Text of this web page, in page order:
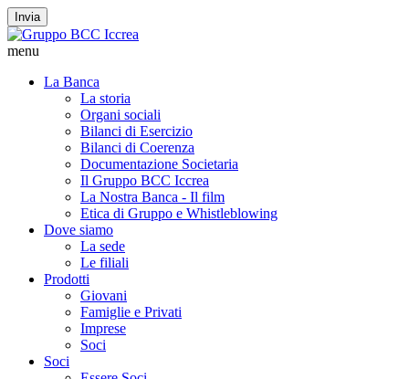
Invia
menu
La Banca
La storia
Organi sociali
Bilanci di Esercizio
Bilanci di Coerenza
Documentazione Societaria
Il Gruppo BCC Iccrea
La Nostra Banca - Il film
Etica di Gruppo e Whistleblowing
Dove siamo
La sede
Le filiali
Prodotti
Giovani
Famiglie e Privati
Imprese
Soci
Soci